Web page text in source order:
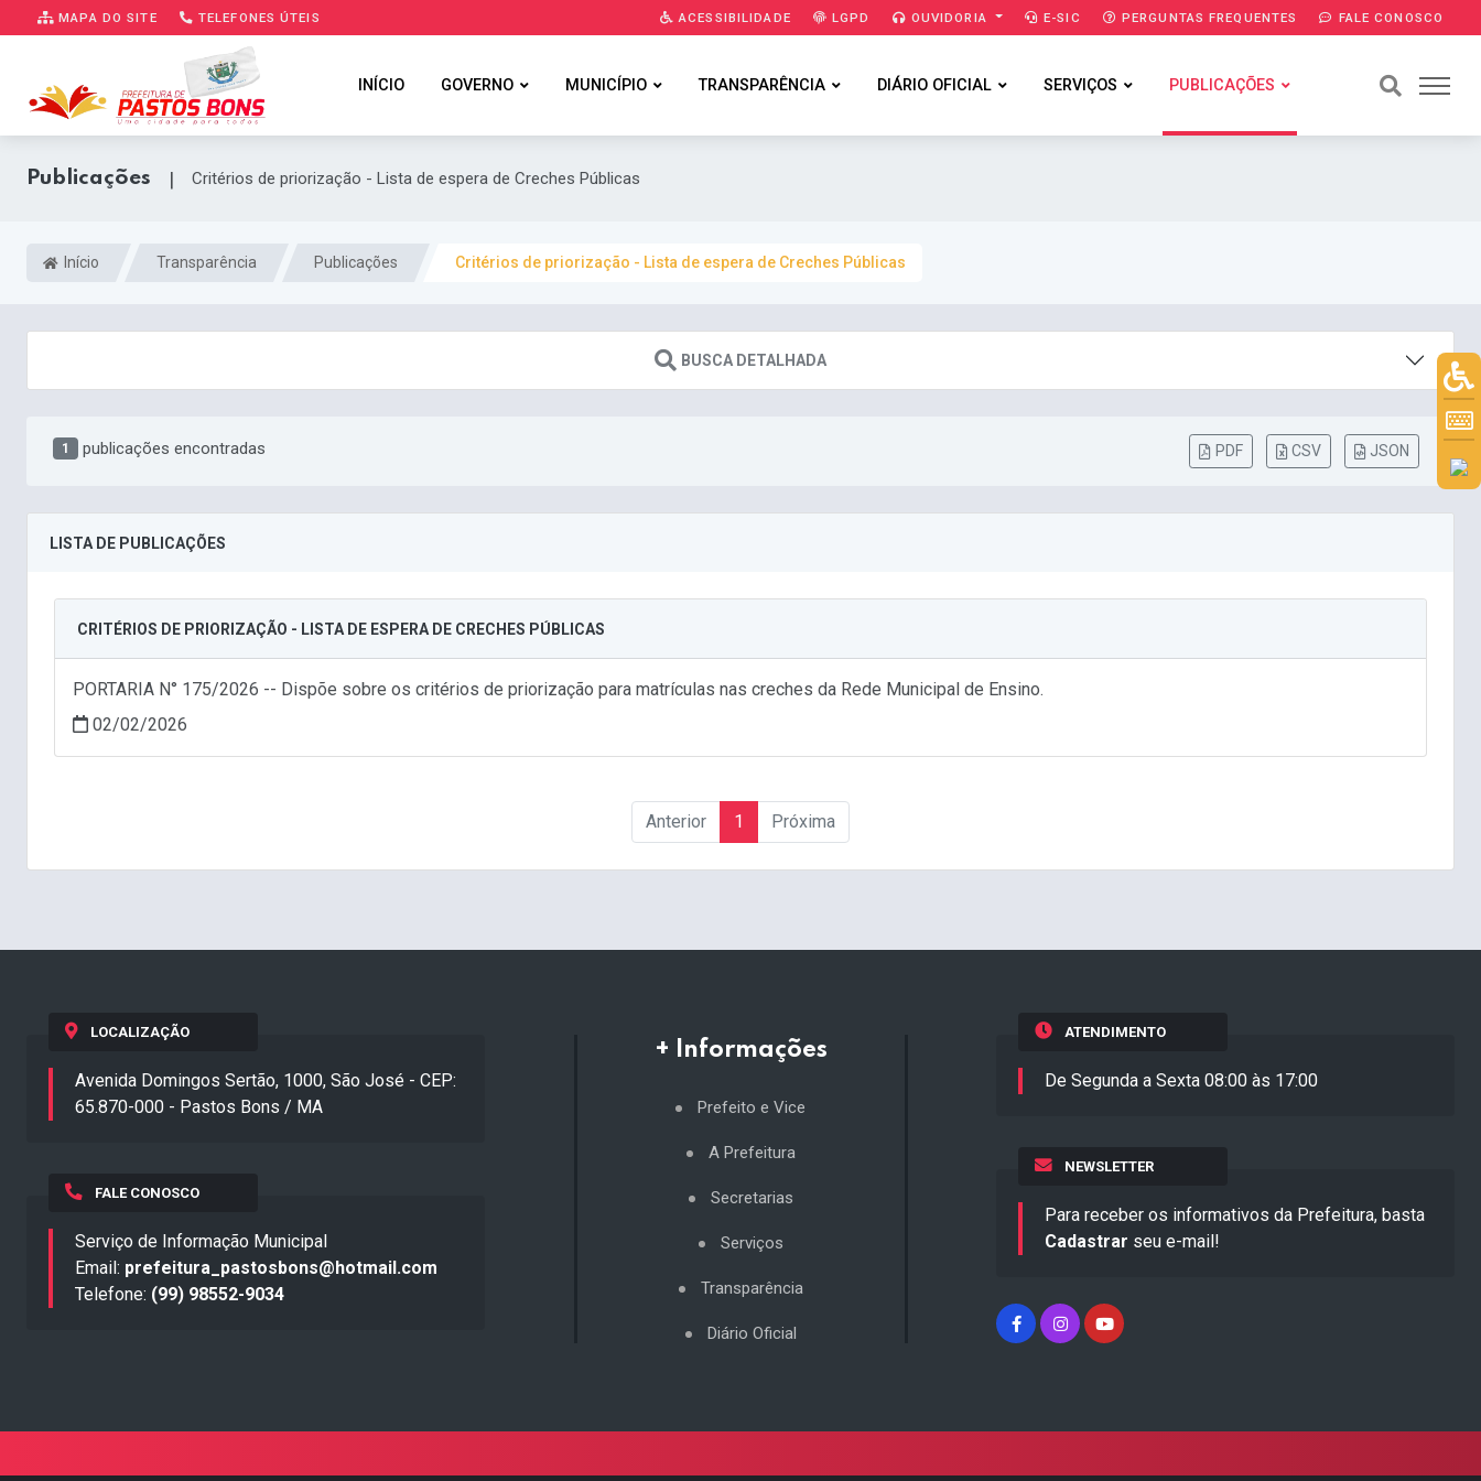
MAPA DO SITE TELEFONES ÚTEIS ACESSIBILIDADE LGPD OUVIDORIA E-SIC PERGUNTAS FREQUENTES FALE CONOSCO
INÍCIO GOVERNO MUNICÍPIO TRANSPARÊNCIA DIÁRIO OFICIAL SERVIÇOS PUBLICAÇÕES
Publicações | Critérios de priorização - Lista de espera de Creches Públicas
Início Transparência Publicações Critérios de priorização - Lista de espera de Creches Públicas
BUSCA DETALHADA
1 publicações encontradas PDF CSV JSON
LISTA DE PUBLICAÇÕES
CRITÉRIOS DE PRIORIZAÇÃO - LISTA DE ESPERA DE CRECHES PÚBLICAS
PORTARIA N° 175/2026 -- Dispõe sobre os critérios de priorização para matrículas nas creches da Rede Municipal de Ensino.
02/02/2026
Anterior 1 Próxima
LOCALIZAÇÃO
Avenida Domingos Sertão, 1000, São José - CEP:
65.870-000 - Pastos Bons / MA
FALE CONOSCO
Serviço de Informação Municipal
Email: prefeitura_pastosbons@hotmail.com
Telefone: (99) 98552-9034
+ Informações
Prefeito e Vice
A Prefeitura
Secretarias
Serviços
Transparência
Diário Oficial
ATENDIMENTO
De Segunda a Sexta 08:00 às 17:00
NEWSLETTER
Para receber os informativos da Prefeitura, basta
Cadastrar seu e-mail!